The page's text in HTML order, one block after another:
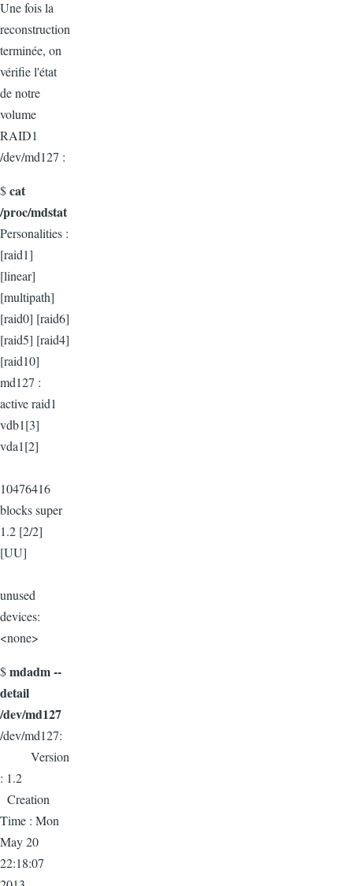
Une fois la
reconstruction
terminée, on
vérifie l'état
de notre
volume
RAID1
/dev/md127 :
$cat
/proc/mdstat
Personalities :
[raid1]
[linear]
[multipath]
[raid0] [raid6]
[raid5] [raid4]
[raid10]
md127 :
active raid1
vdb1[3]
vda1[2]
10476416
blocks super
1.2 [2/2]
[UU]
unused
devices:
<none>
$mdadm --
detail
/dev/md127
/dev/md127:
Version
: 1.2
Creation
Time : Mon
May 20
22:18:07